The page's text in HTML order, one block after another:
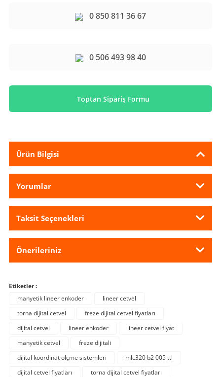
0 850 811 36 67
0 506 493 98 40
Toptan Sipariş Formu
Ürün Bilgisi
Yorumlar
Taksit Seçenekleri
Önerileriniz
Etiketler :
manyetik lineer enkoder
lineer cetvel
torna dijital cetvel
freze dijital cetvel fiyatları
dijital cetvel
lineer enkoder
lineer cetvel fiyat
manyetik cetvel
freze dijitali
dijital koordinat ölçme sistemleri
mlc320 b2 005 ttl
dijital cetvel fiyatları
torna dijital cetvel fiyatları